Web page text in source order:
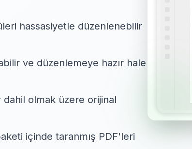
hassasiyetle düzenlenebilir
ve düzenlemeye hazır hale
olmak üzere orijinal
içinde taranmış PDF'leri